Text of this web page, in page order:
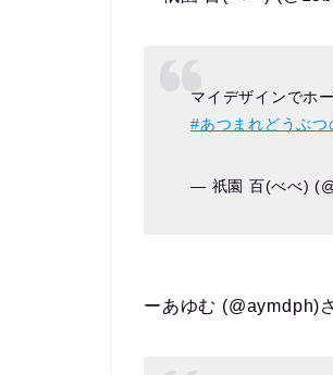
マイデザインでホ
#あつまれどうぶつ
— 祇園 百(べべ)
ーあゆむ (@aymdph)